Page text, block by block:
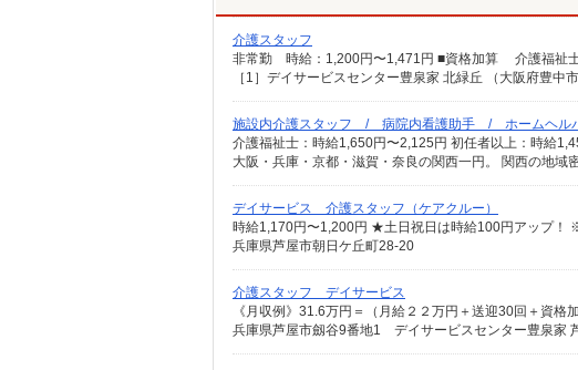
介護スタッフ
施設内介護スタッフ / 病院内看護助手 / ホームヘル
大阪・兵庫・京都・滋賀・奈良の関西一円。 関西の地
デイサービス 介護スタッフ（ケアクルー）
時給1,170円〜1,200円 ★土日祝日は時給100円アップ！
兵庫県芦屋市朝日ケ丘町28-20
介護スタッフ デイサービス
兵庫県芦屋市劔谷9番地1 デイサービスセンター豊泉家